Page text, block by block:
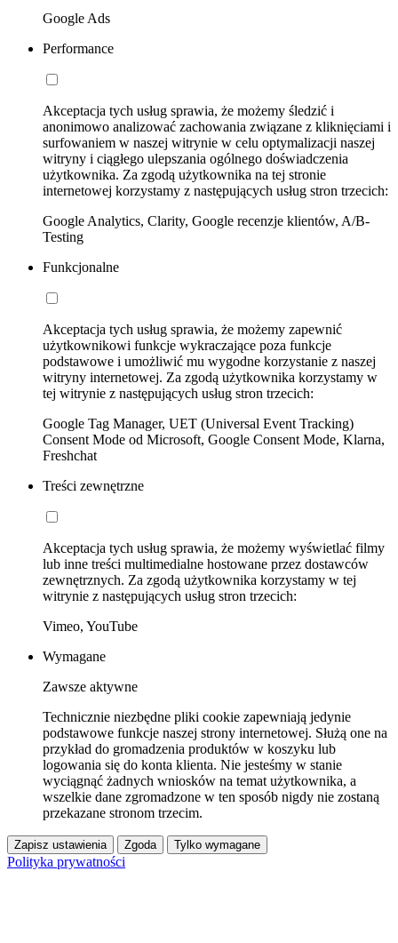
Google Ads
Performance
Akceptacja tych usług sprawia, że możemy śledzić i
anonimowo analizować zachowania związane z kliknięciami i
surfowaniem w naszej witrynie w celu optymalizacji naszej
witryny i ciągłego ulepszania ogólnego doświadczenia
użytkownika. Za zgodą użytkownika na tej stronie
internetowej korzystamy z następujących usług stron trzecich:
Google Analytics, Clarity, Google recenzje klientów, A/B-
Testing
Funkcjonalne
Akceptacja tych usług sprawia, że możemy zapewnić
użytkownikowi funkcje wykraczające poza funkcje
podstawowe i umożliwić mu wygodne korzystanie z naszej
witryny internetowej. Za zgodą użytkownika korzystamy w
tej witrynie z następujących usług stron trzecich:
Google Tag Manager, UET (Universal Event Tracking)
Consent Mode od Microsoft, Google Consent Mode, Klarna,
Freshchat
Treści zewnętrzne
Akceptacja tych usług sprawia, że możemy wyświetlać filmy
lub inne treści multimedialne hostowane przez dostawców
zewnętrznych. Za zgodą użytkownika korzystamy w tej
witrynie z następujących usług stron trzecich:
Vimeo, YouTube
Wymagane
Zawsze aktywne
Technicznie niezbędne pliki cookie zapewniają jedynie
podstawowe funkcje naszej strony internetowej. Służą one na
przykład do gromadzenia produktów w koszyku lub
logowania się do konta klienta. Nie jesteśmy w stanie
wyciągnąć żadnych wniosków na temat użytkownika, a
wszelkie dane zgromadzone w ten sposób nigdy nie zostaną
przekazane stronom trzecim.
Zapisz ustawienia Zgoda Tylko wymagane
Polityka prywatności